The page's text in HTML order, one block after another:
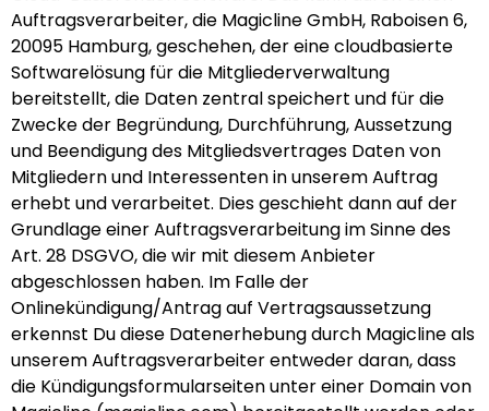
Auftragsverarbeiter, die Magicline GmbH, Raboisen 6,
20095 Hamburg, geschehen, der eine cloudbasierte
Softwarelösung für die Mitgliederverwaltung
bereitstellt, die Daten zentral speichert und für die
Zwecke der Begründung, Durchführung, Aussetzung
und Beendigung des Mitgliedsvertrages Daten von
Mitgliedern und Interessenten in unserem Auftrag
erhebt und verarbeitet. Dies geschieht dann auf der
Grundlage einer Auftragsverarbeitung im Sinne des
Art. 28 DSGVO, die wir mit diesem Anbieter
abgeschlossen haben. Im Falle der
Onlinekündigung/Antrag auf Vertragsaussetzung
erkennst Du diese Datenerhebung durch Magicline als
unserem Auftragsverarbeiter entweder daran, dass
die Kündigungsformularseiten unter einer Domain von